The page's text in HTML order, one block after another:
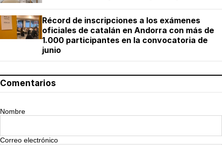
Récord de inscripciones a los exámenes
oficiales de catalán en Andorra con más de
1.000 participantes en la convocatoria de
junio
Comentarios
Nombre
Correo electrónico